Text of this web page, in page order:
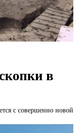
в
с совершенно новой